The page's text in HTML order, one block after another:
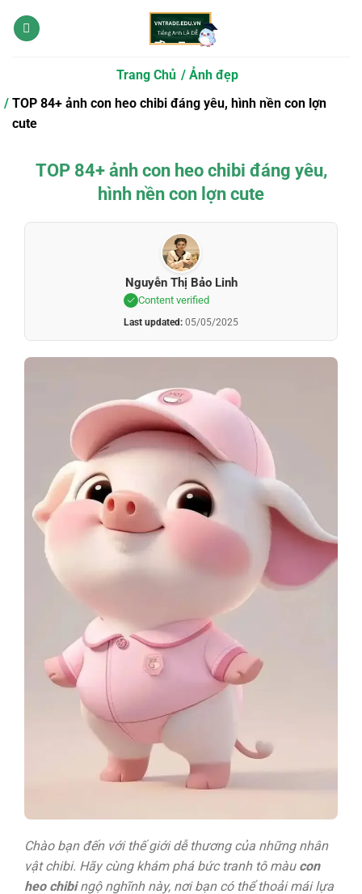
qua
Trang Chủ
Ảnh đẹp
TOP 84+ ảnh con heo chibi đáng yêu, hình nền con lợn
cute
TOP 84+ ảnh con heo chibi đáng yêu,
hình nền con lợn cute
Nguyễn Thị Bảo Linh
Content verified
Last updated: 05/05/2025
Chào bạn đến với thế giới dễ thương của những nhân
vật chibi. Hãy cùng khám phá bức tranh tô màu con
heo chibingộ nghĩnh này, nơi bạn có thể thoải mái lựa